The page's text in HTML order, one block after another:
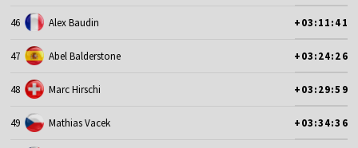
46 Alex Baudin +03:11:41
47 Abel Balderstone +03:24:26
48 Marc Hirschi +03:29:59
49 Mathias Vacek +03:34:36